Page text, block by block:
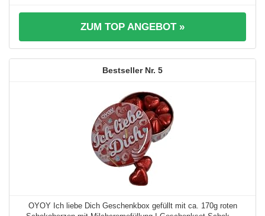
ZUM TOP ANGEBOT »
5
OYOY Ich liebe Dich Geschenkbox gefüllt mit ca. 170g roten